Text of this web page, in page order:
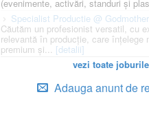
(evenimente, activări, standuri și
Specialist Productie @ Godmother
Căutăm un profesionist versatil, cu
relevantă în producție, care înțelege
premium și... [detalii]
vezi toate joburile
Adauga anunt de